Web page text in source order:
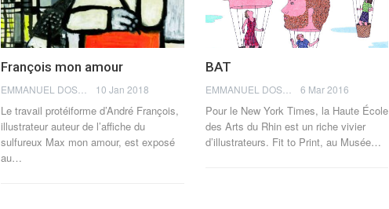
François mon amour
10 Jan 2018
Le travail protéiforme d’André François,
illustrateur auteur de l’affiche du
sulfureux Max mon amour, est exposé
au…
BAT
EMMANUEL DOSDA 6 Mar 2016
Pour le New York Times, la Haute École
des Arts du Rhin est un riche vivier
d’illustrateurs. Fit to Print, au Musée…